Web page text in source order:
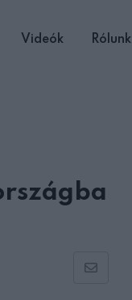
Videók Rólunk
Share